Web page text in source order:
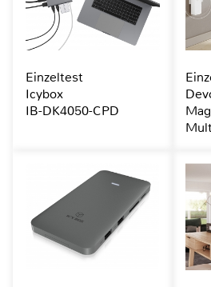
Einzeltest
Icybox
IB-DK4050-CPD